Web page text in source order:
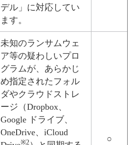
デル」に対応してい
ます。
未知のランサムウェ
ア等の疑わしいプロ
グラムが、あらかじ
め指定されたフォル
ダやクラウドストレ
ージ（Dropbox、
Google ドライブ、
OneDrive、iCloud
※2 ○